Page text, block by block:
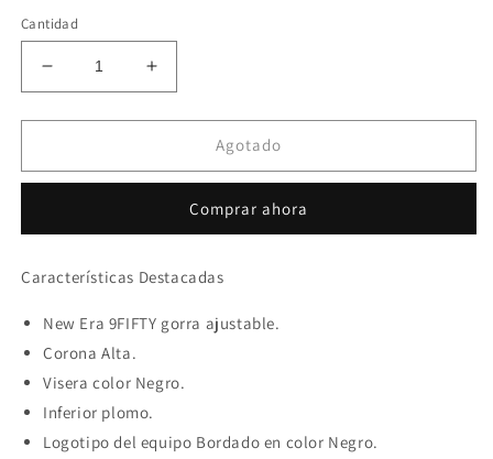
Cantidad
Reducir
cantidad
para
Era
NBA
Half
Aumentar
cantidad
para
Era
Nets
NBA
Half
Agotado
Comprar ahora
Características Destacadas
New Era 9FIFTY gorra ajustable.
Corona Alta.
Visera color Negro.
Inferior plomo.
Logotipo del equipo Bordado en color Negro.